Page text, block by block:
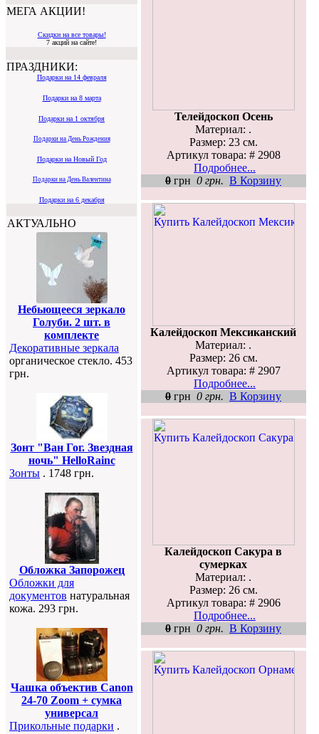
МЕГА АКЦИИ!
Скидки на все товары!
7 акций на сайте!
ПРАЗДНИКИ:
Подарки на 14 февраля
Подарки на 8 марта
Подарки на 1 октября
Подарки на День Рождения
Подарки на Новый Год
Подарки на День Валентина
Подарки на 6 декабря
АКТУАЛЬНО
Небьющееся зеркало
Голуби. 2 шт. в
комплекте
Декоративные зеркала
органическое стекло. 453
грн.
Зонт "Ван Гог. Звездная
ночь" HelloRainc
Зонты . 1748 грн.
Обложка Запорожец
Обложки для
документов натуральная
кожа. 293 грн.
Чашка объектив Canon
24-70 Zoom + сумка
универсал
Прикольные подарки .
Телейдоскоп Осень
Материал: .
Размер: 23 см.
Артикул товара: # 2908
Подробнее...
0 грн 0 грн. В Корзину
Калейдоскоп Мексиканский
Материал: .
Размер: 26 см.
Артикул товара: # 2907
Подробнее...
0 грн 0 грн. В Корзину
Калейдоскоп Сакура в
сумерках
Материал: .
Размер: 26 см.
Артикул товара: # 2906
Подробнее...
0 грн 0 грн. В Корзину